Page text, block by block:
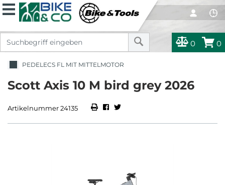
0 0
PEDELECS FL MIT MITTELMOTOR
Scott Axis 10 M bird grey 2026
Artikelnummer 24135